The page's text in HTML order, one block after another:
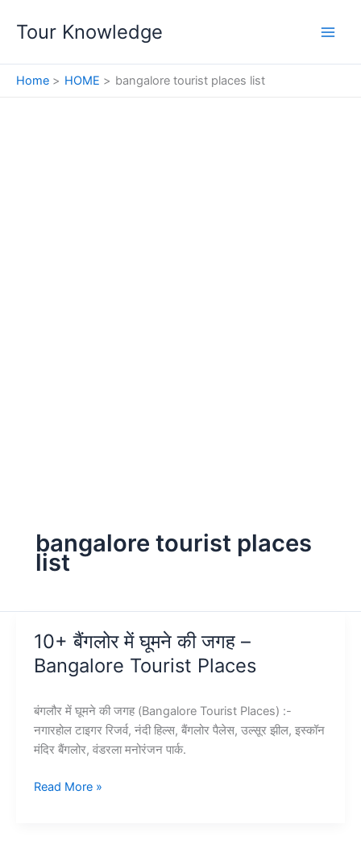
Tour Knowledge
Home HOME bangalore tourist places list
bangalore tourist places
list
10+ बैंगलोर में घूमने की जगह –
Bangalore Tourist Places
बंगलौर में घूमने की जगह (Bangalore Tourist Places) :-
नगारहोल टाइगर रिजर्व, नंदी हिल्स, बैंगलोर पैलेस, उल्सूर झील, इस्कॉन
मंदिर बैंगलोर, वंडरला मनोरंजन पार्क.
10+
Read More »